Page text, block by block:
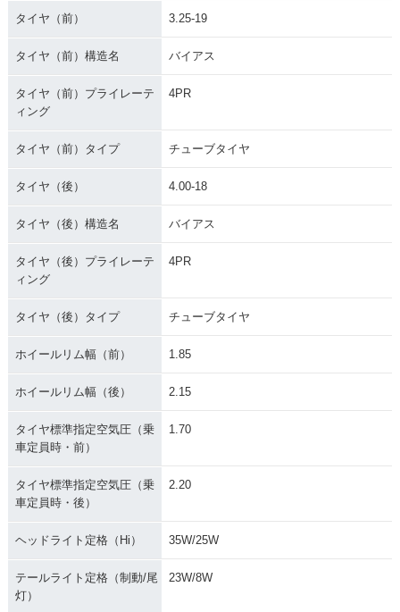
タイヤ（前） 3.25-19
タイヤ（前）構造名 バイアス
タイヤ（前）プライレーテ
ィング
4PR
タイヤ（前）タイプ チューブタイヤ
タイヤ（後） 4.00-18
タイヤ（後）構造名 バイアス
タイヤ（後）プライレーテ
ィング
4PR
タイヤ（後）タイプ チューブタイヤ
ホイールリム幅（前） 1.85
ホイールリム幅（後） 2.15
タイヤ標準指定空気圧（乗
車定員時・前）
1.70
タイヤ標準指定空気圧（乗
車定員時・後）
2.20
ヘッドライト定格（Hi） 35W/25W
テールライト定格（制動/尾
灯）
23W/8W